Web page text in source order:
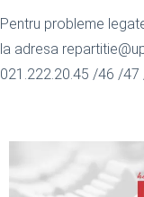
Pentru probleme
la adresa
021.222.20.45 /46 /47